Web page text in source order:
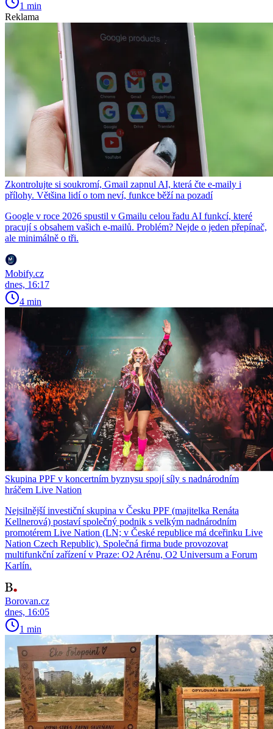
1 min
Reklama
Zkontrolujte si soukromí, Gmail zapnul AI, která čte e-maily i
přílohy. Většina lidí o tom neví, funkce běží na pozadí
Google v roce 2026 spustil v Gmailu celou řadu AI funkcí, které
pracují s obsahem vašich e-mailů. Problém? Nejde o jeden přepínač,
ale minimálně o tři.
Mobify.cz
dnes, 16:17
4 min
Skupina PPF v koncertním byznysu spojí síly s nadnárodním
hráčem Live Nation
Nejsilnější investiční skupina v Česku PPF (majitelka Renáta
Kellnerová) postaví společný podnik s velkým nadnárodním
promotérem Live Nation (LN; v České republice má dceřinku Live
Nation Czech Republic). Společná firma bude provozovat
multifunkční zařízení v Praze: O2 Arénu, O2 Universum a Forum
Karlín.
Borovan.cz
dnes, 16:05
1 min